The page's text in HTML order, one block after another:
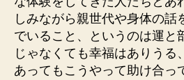
しみながら親世代や身体の話
でいること、というのは運と
じゃなくても幸福はありうる
あってもこうやって助け合っ